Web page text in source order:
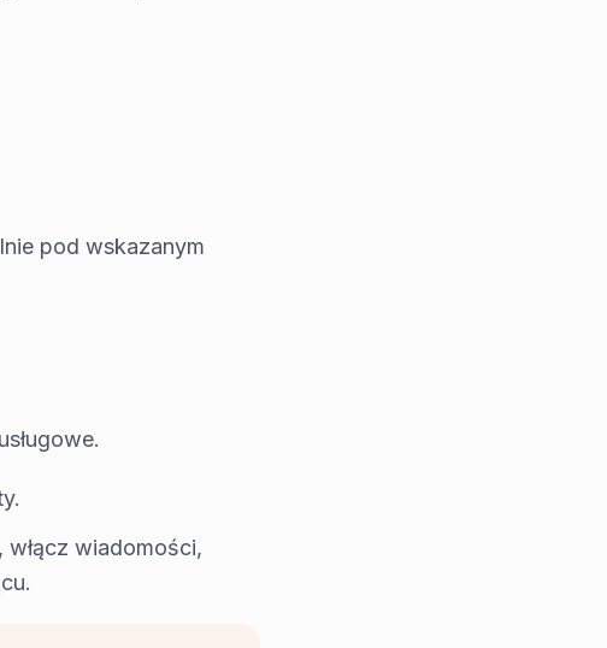
pod wskazanym
włącz wiadomości,